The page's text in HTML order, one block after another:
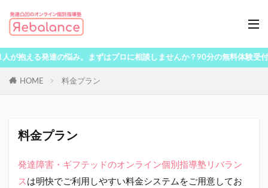
抱える発達の悩み。まずはプロに相談しませんか？90分の無料体験受付中
HOME 料金プラン
料金プラン
発達障害・ギフテッドのオンライン個別指導塾リバラン
ス は明快でご利用しやすい料金システムをご用意してお